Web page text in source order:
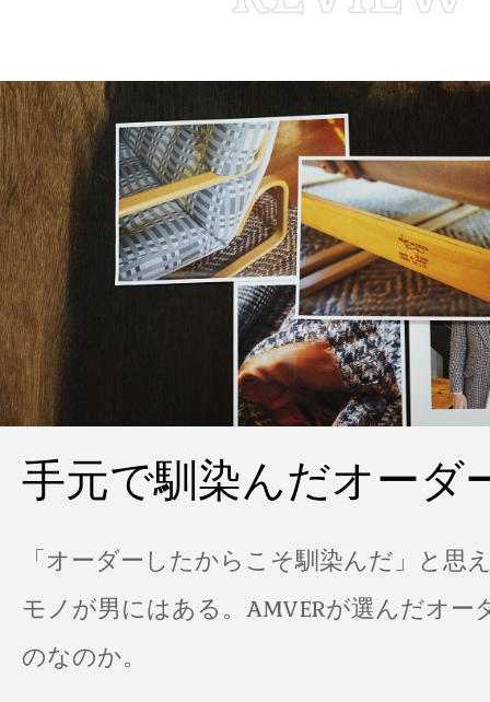
手元で馴染んだオーダ
「オーダーしたからこそ馴染んだ」と思
モノが男にはある。AMVERが選んだオー
のなのか。